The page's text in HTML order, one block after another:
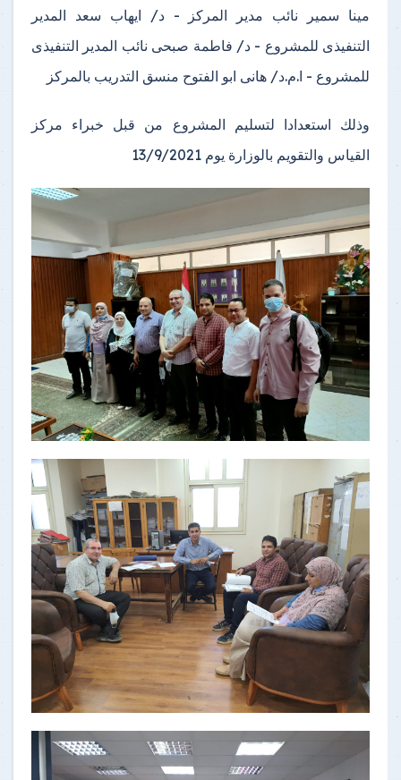
مينا سمير نائب مدير المركز - د/ ايهاب سعد المدير
التنفيذى للمشروع - د/ فاطمة صبحى نائب المدير التنفيذى
للمشروع - ا.م.د/ هانى ابو الفتوح منسق التدريب بالمركز
وذلك استعدادا لتسليم المشروع من قبل خبراء مركز
القياس والتقويم بالوزارة يوم 13/9/2021